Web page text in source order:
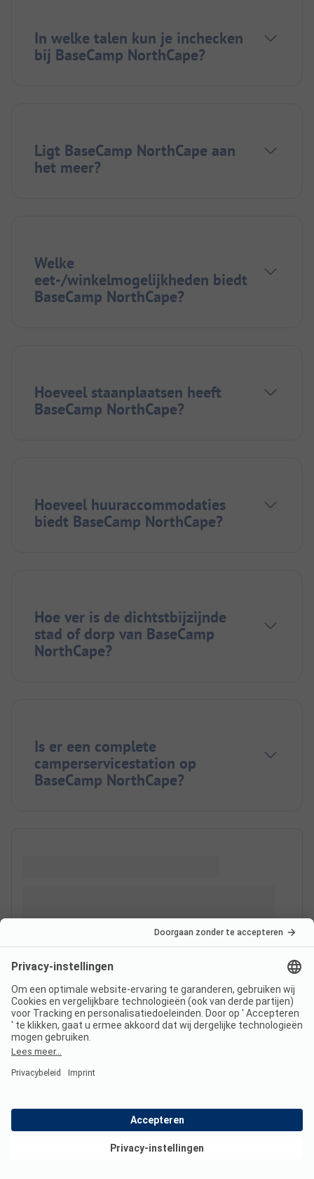
In welke talen kun je inchecken
bij BaseCamp NorthCape?
Ligt BaseCamp NorthCape aan
het meer?
Welke
eet-/winkelmogelijkheden biedt
BaseCamp NorthCape?
Hoeveel staanplaatsen heeft
BaseCamp NorthCape?
Hoeveel huuraccommodaties
biedt BaseCamp NorthCape?
Hoe ver is de dichtstbijzijnde
stad of dorp van BaseCamp
NorthCape?
Is er een complete
camperservicestation op
BaseCamp NorthCape?